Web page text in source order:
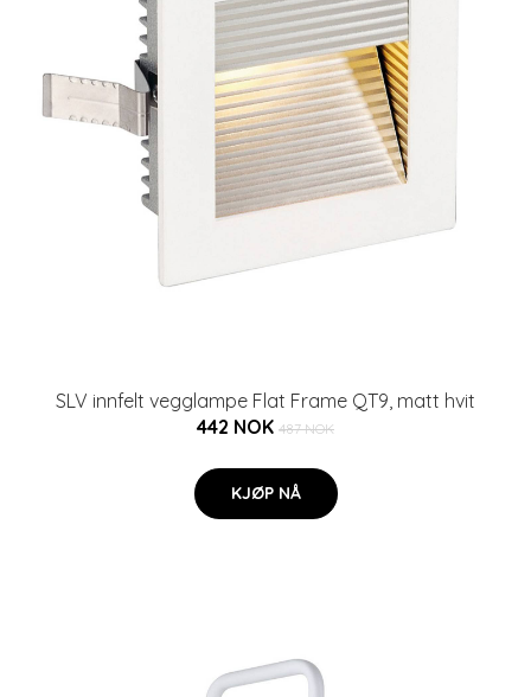
SLV innfelt vegglampe Flat Frame QT9, matt hvit
442 NOK 487 NOK
KJØP NÅ